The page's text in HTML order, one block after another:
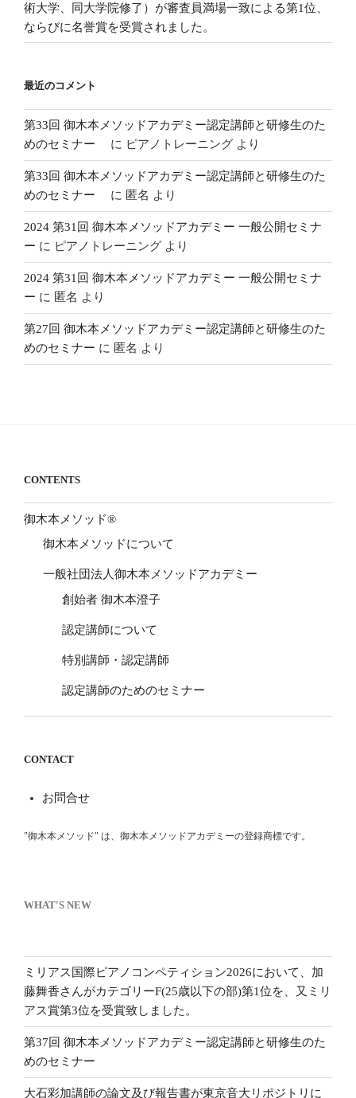
術大学、同大学院修了）が審査員満場一致による第1位、
ならびに名誉賞を受賞されました。
最近のコメント
第33回 御木本メソッドアカデミー認定講師と研修生のた
めのセミナー
に ピアノトレーニング より
第33回 御木本メソッドアカデミー認定講師と研修生のた
めのセミナー
に 匿名 より
2024 第31回 御木本メソッドアカデミー 一般公開セミナ
ー に ピアノトレーニング より
2024 第31回 御木本メソッドアカデミー 一般公開セミナ
ー に 匿名 より
第27回 御木本メソッドアカデミー認定講師と研修生のた
めのセミナー に 匿名 より
CONTENTS
御木本メソッド®
御木本メソッドについて
一般社団法人御木本メソッドアカデミー
創始者 御木本澄子
認定講師について
特別講師・認定講師
認定講師のためのセミナー
CONTACT
お問合せ
"御木本メソッド" は、御木本メソッドアカデミーの登録商標です。
WHAT'S NEW
ミリアス国際ピアノコンペティション2026において、加
藤舞香さんがカテゴリーF(25歳以下の部)第1位を、又ミリ
アス賞第3位を受賞致しました。
第37回 御木本メソッドアカデミー認定講師と研修生のた
めのセミナー
大石彩加講師の論文及び報告書が東京音大リポジトリに